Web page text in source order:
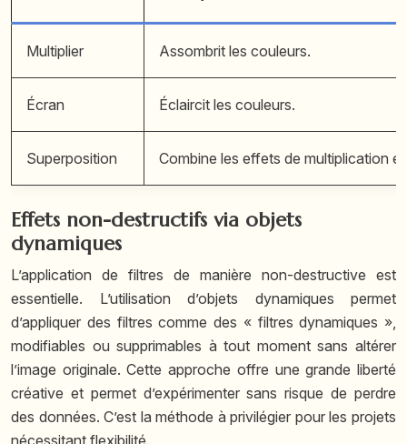
Multiplier Assombrit les couleurs.
Écran Éclaircit les couleurs.
Superposition Combine les effets de multiplication et
Effets non-destructifs via objets
dynamiques
L’application de filtres de manière non-destructive est
essentielle. L’utilisation d’objets dynamiques permet
d’appliquer des filtres comme des « filtres dynamiques »,
modifiables ou supprimables à tout moment sans altérer
l’image originale. Cette approche offre une grande liberté
créative et permet d’expérimenter sans risque de perdre
des données. C’est la méthode à privilégier pour les projets